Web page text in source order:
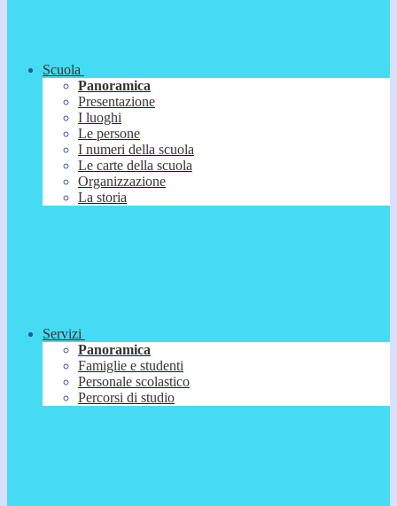
Scuola
Panoramica
Presentazione
I luoghi
Le persone
I numeri della scuola
Le carte della scuola
Organizzazione
La storia
Servizi
Panoramica
Famiglie e studenti
Personale scolastico
Percorsi di studio